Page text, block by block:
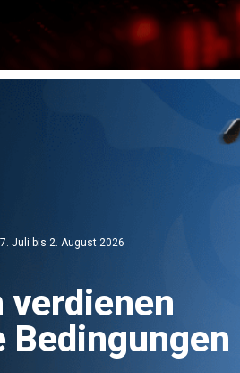
Juli bis 2. August 2026
verdienen
Bedingungen